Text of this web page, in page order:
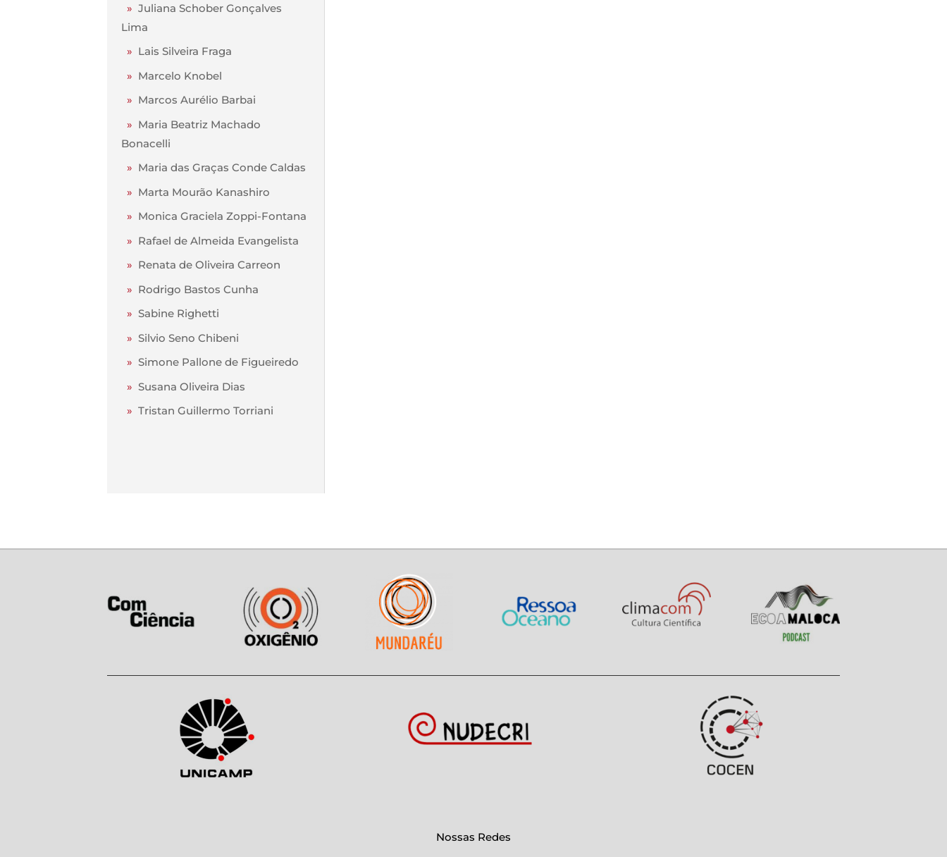
» Juliana Schober Gonçalves
Lima
» Lais Silveira Fraga
» Marcelo Knobel
» Marcos Aurélio Barbai
» Maria Beatriz Machado
Bonacelli
» Maria das Graças Conde Caldas
» Marta Mourão Kanashiro
» Monica Graciela Zoppi-Fontana
» Rafael de Almeida Evangelista
» Renata de Oliveira Carreon
» Rodrigo Bastos Cunha
» Sabine Righetti
» Silvio Seno Chibeni
» Simone Pallone de Figueiredo
» Susana Oliveira Dias
» Tristan Guillermo Torriani
Nossas Redes